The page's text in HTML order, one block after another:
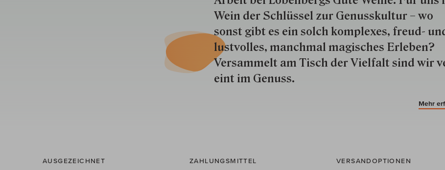
Wein der Schlüs­sel zur Genuss­kultur – wo
sonst gibt es ein solch kom­plexes, freud-
lustvolles, manchmal ma­gisch­es Er­le­ben?
Versammelt am Tisch der Vielfalt sind wir
eint im Genuss.
Mehr
AUSGEZEICHNET ZAHLUNGSMITTEL VERSANDOPTIONEN